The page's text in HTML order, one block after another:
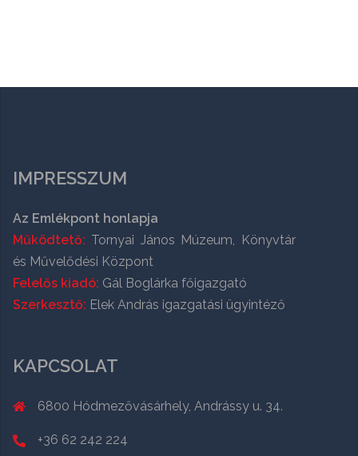
IMPRESSZUM
Az Emlékpont honlapja
Működtető: Tornyai János Múzeum, Könyvtár
és Művelődési Központ
Felelős kiadó: Gál Boglárka főigazgató
Szerkesztő: Elek András igazgatási ügyintéző
KAPCSOLAT
6800 Hódmezővásárhely, Andrássy u. 34.
+36 62 242 224